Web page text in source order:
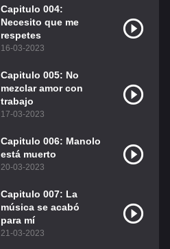
Christopher Von Uckermann
Maite Perroni
Como Assistir Legendado
Capitulo 004:
Necesito que me
respetes
16-03-2023
Capitulo 005: No
mezclar amor con
trabajo
17-03-2023
Capitulo 006: Manolo
está muerto
20-03-2023
Capitulo 007: La
música se acabó
para mí
21-03-2023